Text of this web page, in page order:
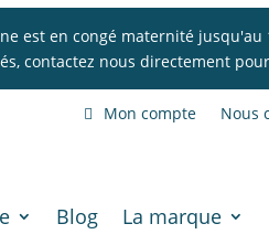
est en congé maternité jusqu'au
contactez nous directement
Mon compte Nous
Blog La marque